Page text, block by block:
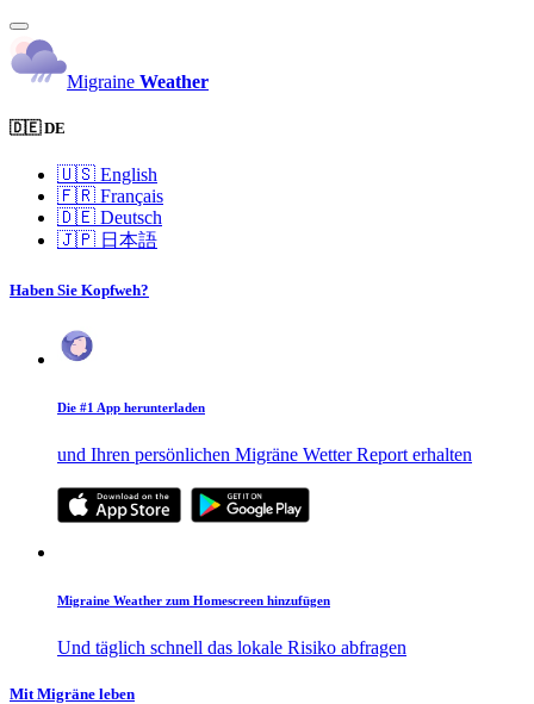
Migraine Weather
🇩🇪 DE
🇺🇸 English
🇫🇷 Français
🇩🇪 Deutsch
🇯🇵 日本語
Haben Sie Kopfweh?
Die #1 App herunterladen
und Ihren persönlichen Migräne Wetter Report erhalten
Migraine Weather zum Homescreen hinzufügen
Und täglich schnell das lokale Risiko abfragen
Mit Migräne leben